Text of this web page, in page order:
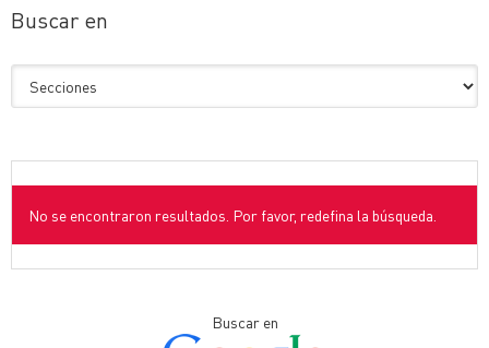
Buscar en
No se encontraron resultados. Por favor, redefina la búsqueda.
Buscar en